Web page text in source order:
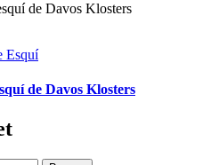
Esquí
de Davos Klosters